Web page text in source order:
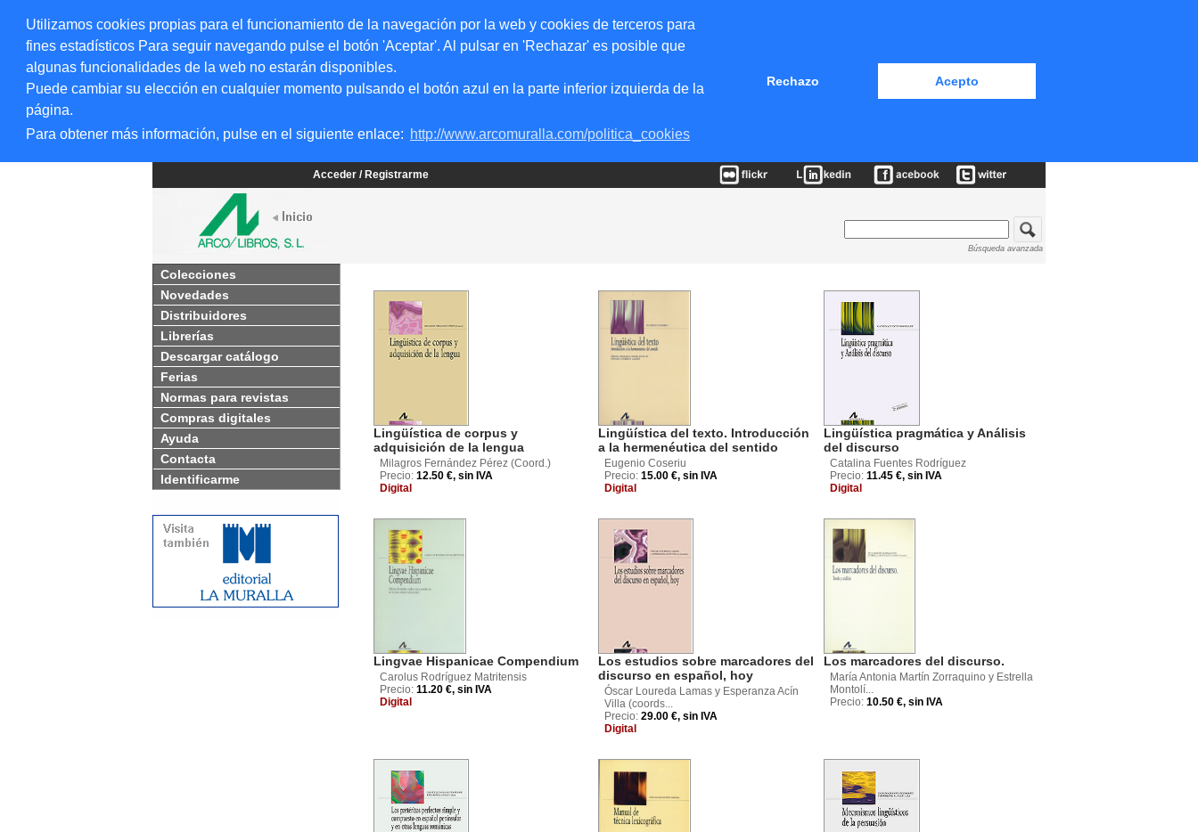
Utilizamos cookies propias para el funcionamiento de la navegación por la web y cookies de terceros para
fines estadísticos Para seguir navegando pulse el botón 'Aceptar'. Al pulsar en 'Rechazar' es posible que
algunas funcionalidades de la web no estarán disponibles.
Puede cambiar su elección en cualquier momento pulsando el botón azul en la parte inferior izquierda de la
página.
Para obtener más información, pulse en el siguiente enlace: http://www.arcomuralla.com/politica_cookies
Rechazo Acepto
Acceder / Registrarme
Búsqueda avanzada
Colecciones
Novedades
Distribuidores
Librerías
Descargar catálogo
Ferias
Normas para revistas
Compras digitales
Ayuda
Contacta
Identificarme
Lingüística de corpus y
adquisición de la lengua
Milagros Fernández Pérez (Coord.)
Precio: 12.50 €, sin IVA
Digital
Lingüística del texto. Introducción
a la hermenéutica del sentido
Eugenio Coseriu
Precio: 15.00 €, sin IVA
Digital
Lingüística pragmática y Análisis
del discurso
Catalina Fuentes Rodríguez
Precio: 11.45 €, sin IVA
Digital
Lingvae Hispanicae Compendium
Carolus Rodríguez Matritensis
Precio: 11.20 €, sin IVA
Digital
Los estudios sobre marcadores del
discurso en español, hoy
Óscar Loureda Lamas y Esperanza Acín
Villa (coords...
Precio: 29.00 €, sin IVA
Digital
Los marcadores del discurso.
María Antonia Martín Zorraquino y Estrella
Montolí...
Precio: 10.50 €, sin IVA